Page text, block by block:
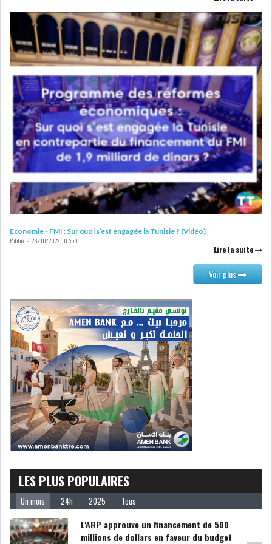
LOI DE FINANCE ENERGIE
MATIÈRES PREMIÈRES RATING
MÉDIAS EDUCATION
TOURISME
DONNÉES
MACROÉCONOMIQUES
INS : L'INFLATION RECULE À
FONDATION POUR L...
REBOND DE LA PRODUCTION
INDUSTRIELLE, MA...
LA DÉPENDANCE ÉNERGÉTIQUE
DE LA TUNISIE...
POLITIQUE
ELECTIONS
PRÉSIDENTIELLES
ACTUALITÉS
GOUVERNEMENT
Economie - FMI : Sur quoi s’est engagée la Tunisie ? (Vidéo)
Publié le:26/10/2022 - 07:50
Lire la suite
Voir plus
LES PLUS POPULAIRES
Un mois 24h 2025 Tous
L'ARP approuve un financement de 500
millions de dollars en faveur du budget